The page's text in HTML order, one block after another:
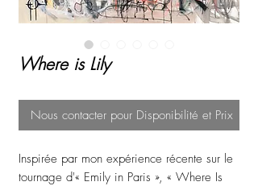
Where is Lily
Nous contacter pour Disponibilité et Prix
Inspirée par mon expérience récente sur le
tournage d'« Emily in Paris », « Where Is